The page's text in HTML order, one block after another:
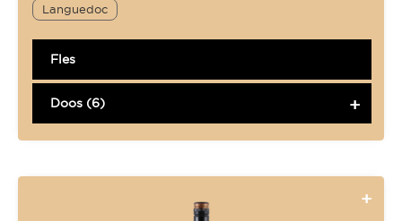
Languedoc
Fles
Doos (6)